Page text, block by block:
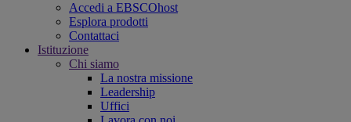
Accedi a EBSCOhost
Esplora prodotti
Contattaci
Istituzione
Chi siamo
La nostra missione
Leadership
Uffici